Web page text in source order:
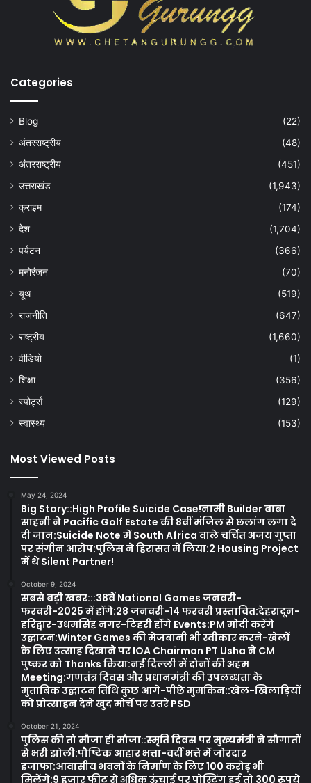
Categories
Blog
(22)
अंतरराष्ट्रीय
(48)
अंतरराष्ट्रीय
(451)
उत्तराखंड
(1,943)
क्राइम
(174)
देश
(1,704)
पर्यटन
(366)
मनोरंजन
(70)
यूथ
(519)
राजनीति
(647)
राष्ट्रीय
(1,660)
वीडियो
(1)
शिक्षा
(356)
स्पोर्ट्स
(129)
स्वास्थ्य
(153)
Most Viewed Posts
May 24, 2024
Big Story::High Profile Suicide Case!नामी Builder बाबा
साहनी ने Pacific Golf Estate की 8वीं मंजिल से छलांग लगा दे
दी जान:Suicide Note में South Africa वाले चर्चित अजय गुप्ता
पर संगीन आरोप:पुलिस ने हिरासत में लिया:2 Housing Project
में थे Silent Partner!
October 9, 2024
सबसे बड़ी खबर:::38वें National Games जनवरी-
फरवरी-2025 में होंगे:28 जनवरी-14 फरवरी प्रस्तावित:देहरादून-
हरिद्वार-उधमसिंह नगर-टिहरी होंगे Events:PM मोदी करेंगे
उद्घाटन:Winter Games की मेजबानी भी स्वीकार करने-खेलों
के लिए उत्साह दिखाने पर IOA Chairman PT Usha ने CM
पुष्कर को Thanks किया:नई दिल्ली में दोनों की अहम
Meeting:गणतंत्र दिवस और प्रधानमंत्री की उपलब्धता के
मुताबिक उद्घाटन तिथि कुछ आगे-पीछे मुमकिन::खेल-खिलाड़ियों
को प्रोत्साहन देने खुद मोर्चे पर उतरे PSD
October 21, 2024
पुलिस की तो मौजा ही मौजा::स्मृति दिवस पर मुख्यमंत्री ने सौगातों
से भरी झोली:पौष्टिक आहार भत्ता-वर्दी भत्ते में जोरदार
इजाफा:आवासीय भवनों के निर्माण के लिए 100 करोड़ भी
मिलेंगे:9 हजार फीट से अधिक ऊंचाई पर पोस्टिंग हुई तो 300 रूपये